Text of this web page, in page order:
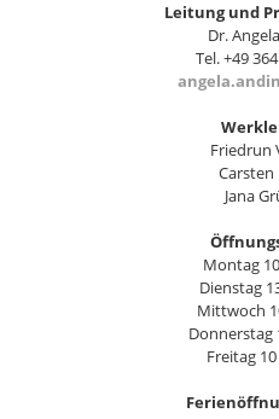
Leitung und
Dr.
Tel. +49
Friedrun
Jana
Montag
Dienstag
Mittwoch
Donnerstag
Freitag